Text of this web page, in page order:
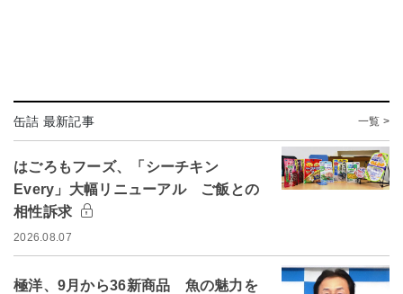
缶詰 最新記事 一覧 >
はごろもフーズ、「シーチキン
Every」大幅リニューアル ご飯との
相性訴求
2026.08.07
極洋、9月から36新商品 魚の魅力を